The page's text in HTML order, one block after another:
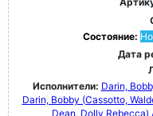
Состояние:
Дата
Исполнители: Darin,
Darin, Bobby (Cassotto,
Dean, Dolly Rebecca)